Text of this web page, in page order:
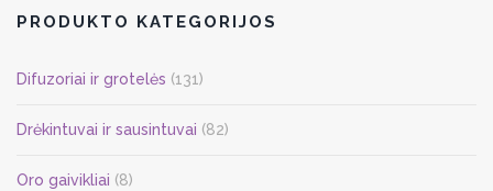
PRODUKTO KATEGORIJOS
Difuzoriai ir grotelės (131)
Drėkintuvai ir sausintuvai (82)
Oro gaivikliai (8)